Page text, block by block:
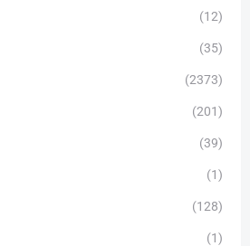
(12)
(35)
(2373)
(201)
(39)
(1)
(128)
(1)